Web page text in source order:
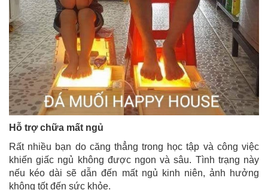
Hỗ trợ chữa mất ngủ
Rất nhiều bạn do căng thẳng trong học tập và công việc
khiến giấc ngủ không được ngon và sâu. Tình trạng này
nếu kéo dài sẽ dẫn đến mất ngủ kinh niên, ảnh hưởng
không tốt đến sức khỏe.